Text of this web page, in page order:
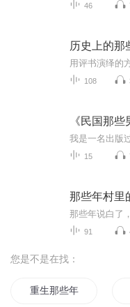
46
历史上的那
108
《民国那些
15
那些年村里
91
您是不是在找：
重生那些年那些事